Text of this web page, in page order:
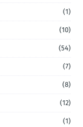
(1)
(10)
(54)
(7)
(8)
(12)
(1)